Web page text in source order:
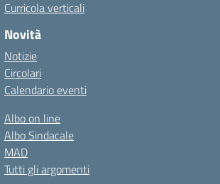
Curricola verticali
Novità
Notizie
Circolari
Calendario eventi
Albo on line
Albo Sindacale
MAD
Tutti gli argomenti